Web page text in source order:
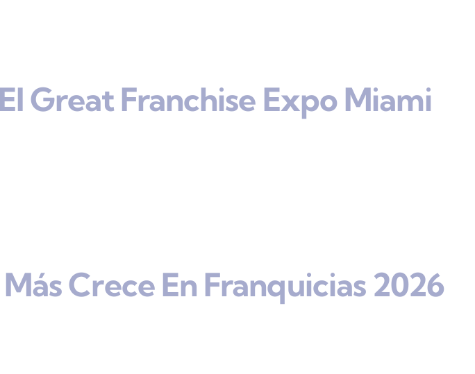
Great Franchise Expo Miami
Crece En Franquicias 2026